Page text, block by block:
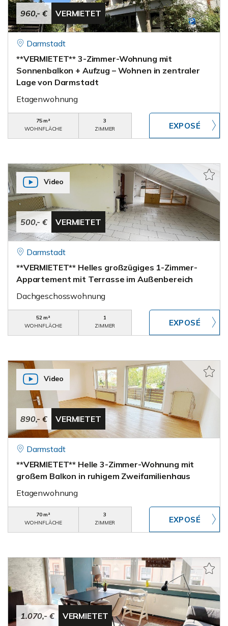
960,- € VERMIETET
Darmstadt
**VERMIETET** 3-Zimmer-Wohnung mit
Sonnenbalkon + Aufzug – Wohnen in zentraler
Lage von Darmstadt
Etagenwohnung
75 m²
WOHNFLÄCHE
3
ZIMMER
500,- € VERMIETET
Video
Darmstadt
**VERMIETET** Helles großzügiges 1-Zimmer-
Appartement mit Terrasse im Außenbereich
Dachgeschosswohnung
52 m²
WOHNFLÄCHE
1
ZIMMER
890,- € VERMIETET
Video
Darmstadt
**VERMIETET** Helle 3-Zimmer-Wohnung mit
großem Balkon in ruhigem Zweifamilienhaus
Etagenwohnung
70 m²
WOHNFLÄCHE
3
ZIMMER
1.070,- € VERMIETET